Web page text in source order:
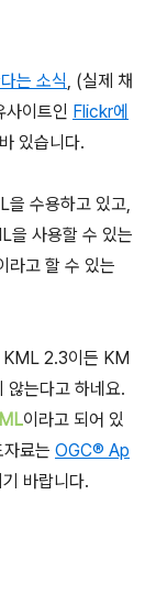
는 소식, (실제 채
사이트인 Flickr에
있습니다.
을 수용하고 있고,
을 사용할 수 있는
라고 할 수 있는
KML 2.3이든 KM
않는다고 하네요.
이라고 되어 있
료는 OGC® Ap
바랍니다.